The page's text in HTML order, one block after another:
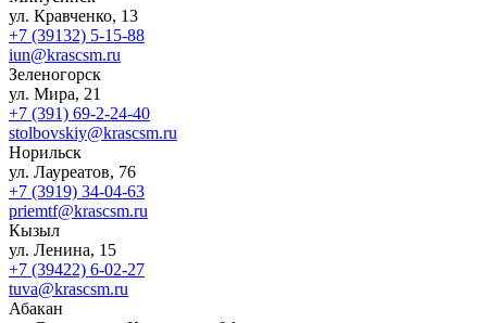
ул. Кравченко, 13
+7 (39132) 5-15-88
iun@krascsm.ru
Зеленогорск
ул. Мира, 21
+7 (391) 69-2-24-40
stolbovskiy@krascsm.ru
Норильск
ул. Лауреатов, 76
+7 (3919) 34-04-63
priemtf@krascsm.ru
Кызыл
ул. Ленина, 15
+7 (39422) 6-02-27
tuva@krascsm.ru
Абакан